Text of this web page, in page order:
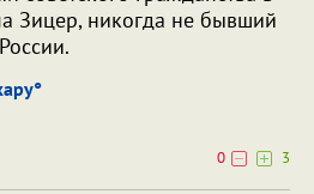
Зицер, никогда не бывший
0
3